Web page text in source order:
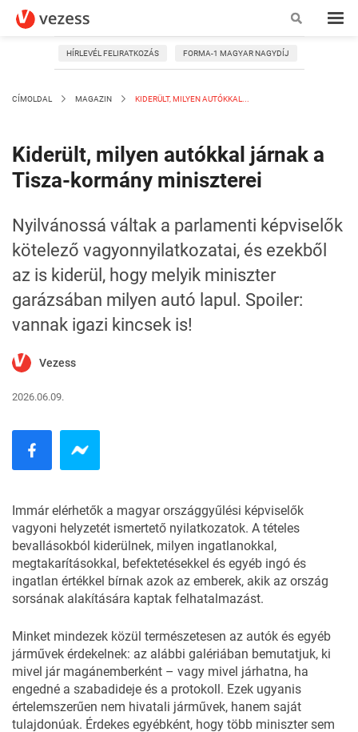
HÍRLEVÉL FELIRATKOZÁS FORMA-1 MAGYAR NAGYDÍJ
CÍMOLDAL MAGAZIN KIDERÜLT, MILYEN AUTÓKKAL...
Kiderült, milyen autókkal járnak a
Tisza-kormány miniszterei
Nyilvánossá váltak a parlamenti képviselők
kötelező vagyonnyilatkozatai, és ezekből
az is kiderül, hogy melyik miniszter
garázsában milyen autó lapul. Spoiler:
vannak igazi kincsek is!
Vezess
2026.06.09.
Immár elérhetők a magyar országgyűlési képviselők
vagyoni helyzetét ismertető nyilatkozatok. A tételes
bevallásokból kiderülnek, milyen ingatlanokkal,
megtakarításokkal, befektetésekkel és egyéb ingó és
ingatlan értékkel bírnak azok az emberek, akik az ország
sorsának alakítására kaptak felhatalmazást.
Minket mindezek közül természetesen az autók és egyéb
járművek érdekelnek: az alábbi galériában bemutatjuk, ki
mivel jár magánemberként – vagy mivel járhatna, ha
engedné a szabadideje és a protokoll. Ezek ugyanis
értelemszerűen nem hivatali járművek, hanem saját
tulajdonúak. Érdekes egyébként, hogy több miniszter sem